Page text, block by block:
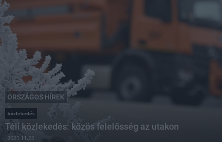
ORSZÁGOS HÍREK
közlekedés
Téli közlekedés: közös felelősség az utakon
2025.11.22